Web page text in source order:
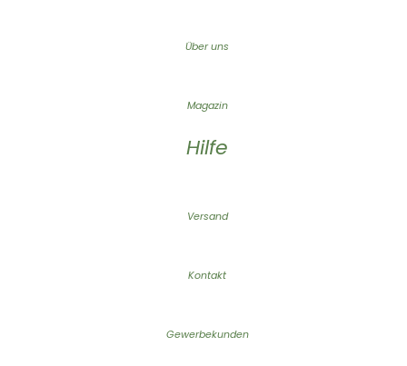
Über uns
Magazin
Hilfe
Versand
Kontakt
Gewerbekunden